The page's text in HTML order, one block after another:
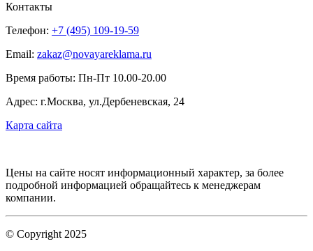
Контакты
Телефон: +7 (495) 109-19-59
Email: zakaz@novayareklama.ru
Время работы: Пн-Пт 10.00-20.00
Адрес: г.Москва, ул.Дербеневская, 24
Карта сайта
Цены на сайте носят информационный характер, за более
подробной информацией обращайтесь к менеджерам
компании.
© Copyright 2025